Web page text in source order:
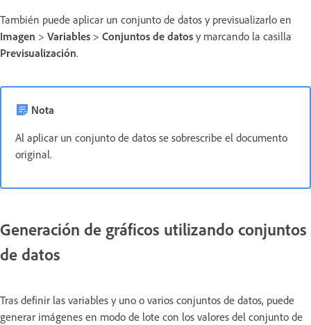
También puede aplicar un conjunto de datos y previsualizarlo en
Imagen > Variables > Conjuntos de datos y marcando la casilla
Previsualización.
Nota
Al aplicar un conjunto de datos se sobrescribe el documento
original.
Generación de gráficos utilizando conjuntos
de datos
Tras definir las variables y uno o varios conjuntos de datos, puede
generar imágenes en modo de lote con los valores del conjunto de